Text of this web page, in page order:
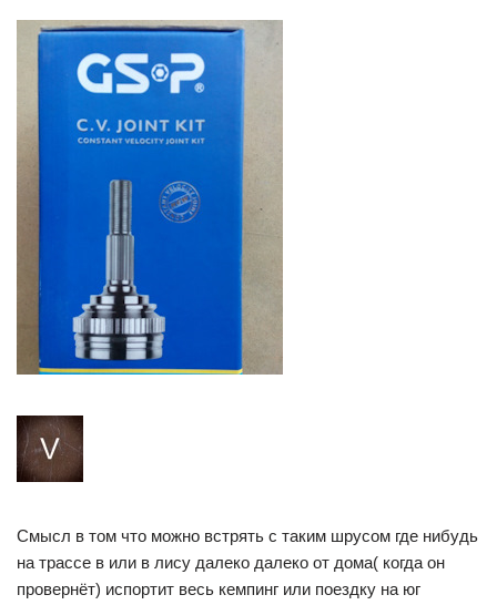
Смысл в том что можно встрять с таким шрусом где нибудь
на трассе в или в лису далеко далеко от дома( когда он
провернёт) испортит весь кемпинг или поездку на юг